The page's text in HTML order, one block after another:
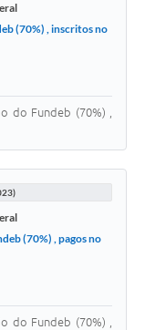
(70%) , inscritos no
do Fundeb (70%) ,
(70%) , pagos no
do Fundeb (70%) ,